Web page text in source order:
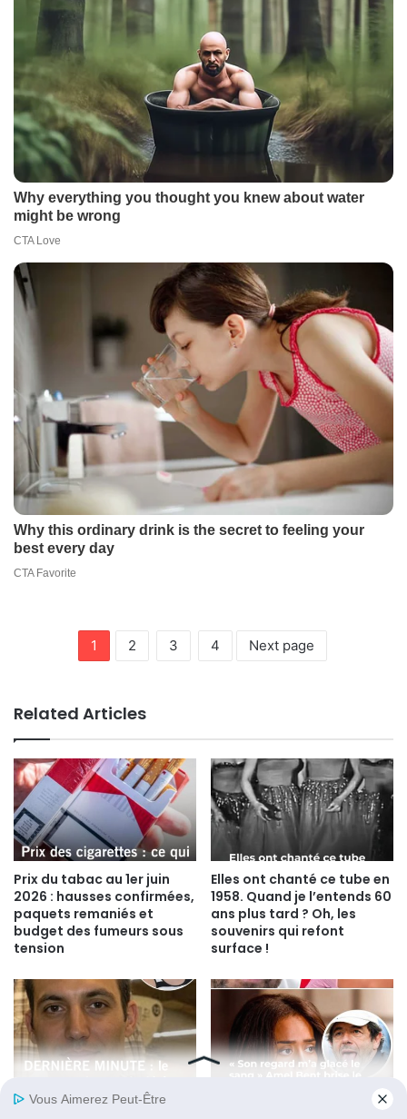
1 2 3 4 Next page
Related Articles
Prix du tabac au 1er juin
2026 : hausses confirmées,
paquets remaniés et
budget des fumeurs sous
tension
Elles ont chanté ce tube en
1958. Quand je l’entends 60
ans plus tard ? Oh, les
souvenirs qui refont
surface !
Disparition de Lyhanna : La
Amel Bent brise le silence :